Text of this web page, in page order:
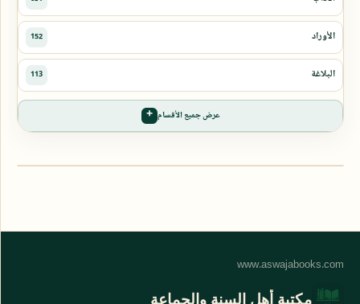
عرض جميع الأقسام
مكتبة أهل السنة والجماعة